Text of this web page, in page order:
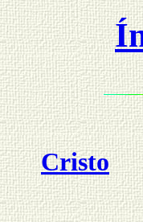
Cristo